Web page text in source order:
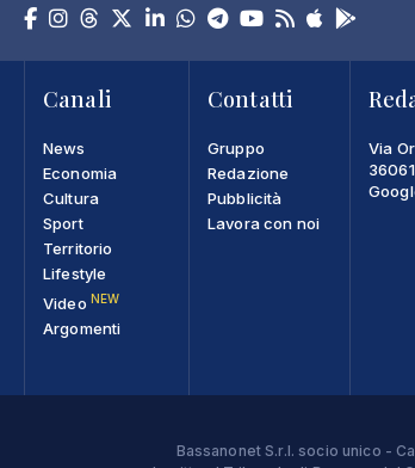
Canali
News
Economia
Cultura
Sport
Territorio
Lifestyle
Video NEW
Argomenti
Contatti
Gruppo
Redazione
Pubblicità
Lavora con noi
Via
Bassanonet S.r.l. socio unico -